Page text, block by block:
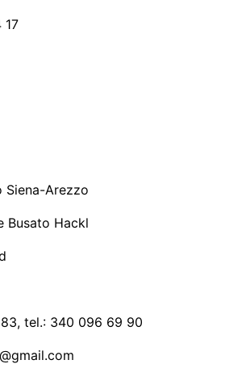
17
Siena-Arezzo
Busato Hackl
tel.: 340 096 69 90